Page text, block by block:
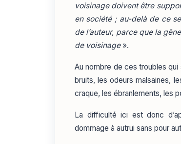
voisinage doivent être
en société ; au-delà de ce
de l’auteur, parce que la
de voisinage».
Au nombre de ces troubles
bruits, les odeurs malsaines,
craque, les ébranlements, les
La difficulté ici est donc
dommage à autrui sans pour